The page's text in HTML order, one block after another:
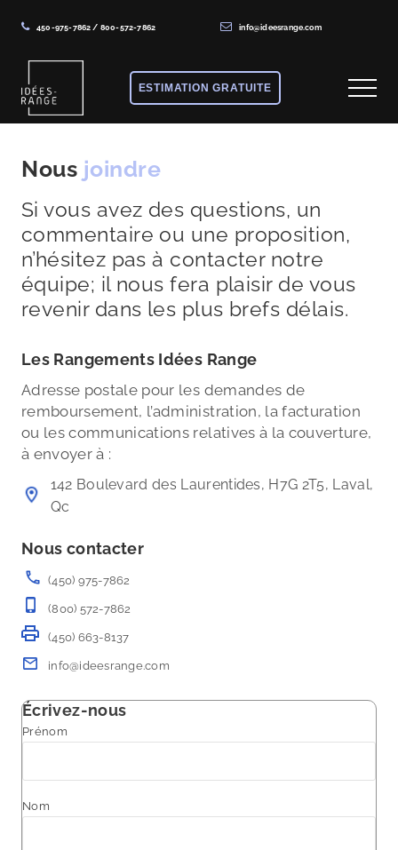
450-975-7862 / 800-572-7862 info@ideesrange.com
main
content
footer
de
rangement
sur
mesure
ESTIMATION GRATUITE Menu
Nous joindre
Si vous avez des questions, un
commentaire ou une proposition,
n’hésitez pas à contacter notre
équipe; il nous fera plaisir de vous
revenir dans les plus brefs délais.
Les Rangements Idées Range
Adresse postale pour les demandes de
remboursement, l’administration, la facturation
ou les communications relatives à la couverture,
à envoyer à :
142 Boulevard des Laurentides, H7G 2T5, Laval,
Qc
Nous contacter
(450) 975-7862
(800) 572-7862
(450) 663-8137
info@ideesrange.com
Écrivez-nous
Prénom
Nom